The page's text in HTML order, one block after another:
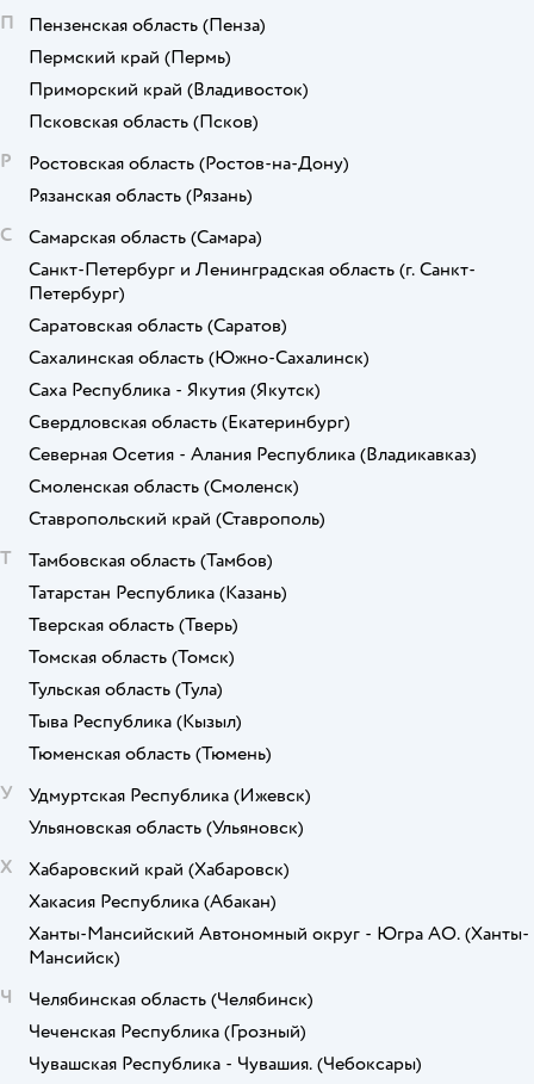
П
Пензенская область (Пенза)
Пермский край (Пермь)
Приморский край (Владивосток)
Псковская область (Псков)
Р
Ростовская область (Ростов-на-Дону)
Рязанская область (Рязань)
С
Самарская область (Самара)
Санкт-Петербург и Ленинградская область (г. Санкт-
Петербург)
Саратовская область (Саратов)
Сахалинская область (Южно-Сахалинск)
Саха Республика - Якутия (Якутск)
Свердловская область (Екатеринбург)
Северная Осетия - Алания Республика (Владикавказ)
Смоленская область (Смоленск)
Ставропольский край (Ставрополь)
Т
Тамбовская область (Тамбов)
Татарстан Республика (Казань)
Тверская область (Тверь)
Томская область (Томск)
Тульская область (Тула)
Тыва Республика (Кызыл)
Тюменская область (Тюмень)
У
Удмуртская Республика (Ижевск)
Ульяновская область (Ульяновск)
Х
Хабаровский край (Хабаровск)
Хакасия Республика (Абакан)
Ханты-Мансийский Автономный округ - Югра АО. (Ханты-
Мансийск)
Ч
Челябинская область (Челябинск)
Чеченская Республика (Грозный)
Чувашская Республика - Чувашия. (Чебоксары)